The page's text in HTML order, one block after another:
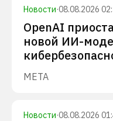
Новости·08.08.2026
OpenAI
новой ИИ-
META
Новости·08.08.2026